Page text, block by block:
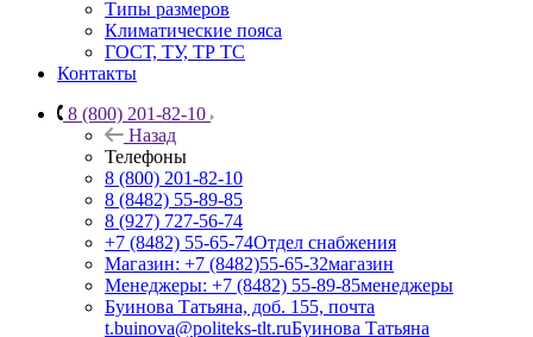
Типы размеров
Климатические пояса
ГОСТ, ТУ, ТР ТС
Контакты
8 (800) 201-82-10
Назад
Телефоны
8 (800) 201-82-10
8 (8482) 55-89-85
8 (927) 727-56-74
+7 (8482) 55-65-74Отдел снабжения
Магазин: +7 (8482)55-65-32магазин
Менеджеры: +7 (8482) 55-89-85менеджеры
Буинова Татьяна, доб. 155, почта
t.buinova@politeks-tlt.ruБуинова Татьяна